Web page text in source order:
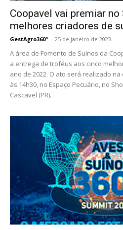
Coopavel vai premiar no
melhores criadores de
GestAgro360º - 25 de janeiro de 2023
A área de Fomento de Suínos da
a entrega de troféus aos cinco
ano de 2022. O ato será realizado
às 14h30, no Espaço Pecuário, no
Cascavel (PR).